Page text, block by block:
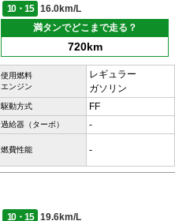
10・15
16.0km/L
満タンでどこまで走る？
720km
使用燃料
エンジン
レギュラー
ガソリン
駆動方式 FF
過給器（ターボ） -
燃費性能 -
10・15
19.6km/L